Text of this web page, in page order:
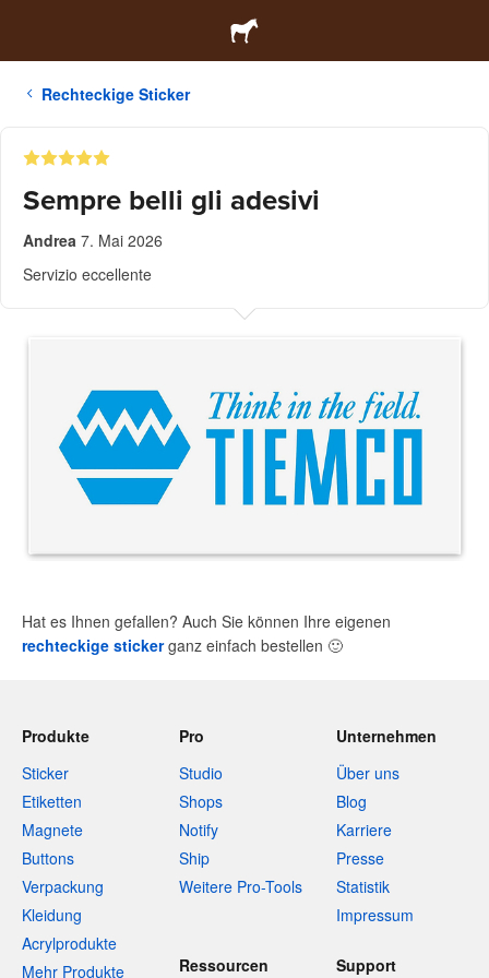
Rechteckige Sticker
Sempre belli gli adesivi
Andrea 7. Mai 2026
Servizio eccellente
Hat es Ihnen gefallen? Auch Sie können Ihre eigenen
rechteckige stickerganz einfach bestellen 🙂
Produkte
Sticker
Etiketten
Magnete
Buttons
Verpackung
Kleidung
Acrylprodukte
Mehr Produkte
Pro
Studio
Shops
Notify
Ship
Weitere Pro-Tools
Unternehmen
Über uns
Blog
Karriere
Presse
Statistik
Impressum
Ressourcen Support